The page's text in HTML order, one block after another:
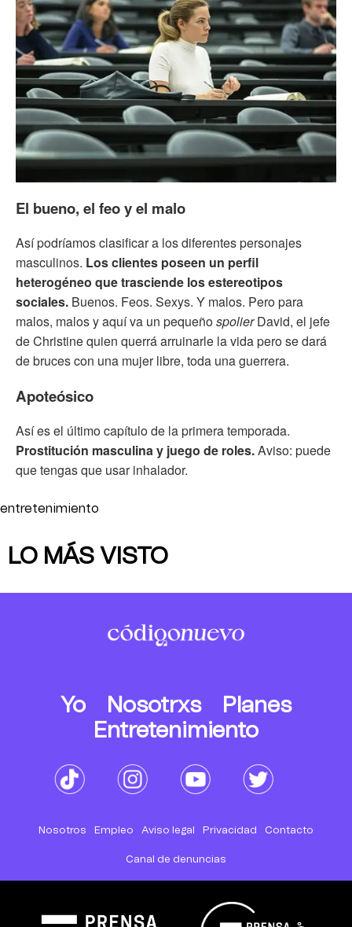
El bueno, el feo y el malo
Así podríamos clasificar a los diferentes personajes
masculinos. Los clientes poseen un perfil
heterogéneo que trasciende los estereotipos
sociales. Buenos. Feos. Sexys. Y malos. Pero para
malos, malos y aquí va un pequeñospolierDavid, el jefe
de Christine quien querrá arruinarle la vida pero se dará
de bruces con una mujer libre, toda una guerrera.
Apoteósico
Así es el último capítulo de la primera temporada.
Prostitución masculina y juego de roles.Aviso: puede
que tengas que usar inhalador.
entretenimiento
LO MÁS VISTO
Yo Nosotrxs
Planes
Entretenimiento
Nosotros Empleo Aviso legal Privacidad Contacto
Canal de denuncias